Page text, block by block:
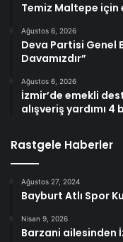
Temiz Maltepe için
Ağustos 6, 2026
Deva Partisi Genel
Davamızdır”
Ağustos 6, 2026
İzmir’de emekli
alışveriş yardımı 4
Rastgele Haberler
Ağustos 27, 2024
Bayburt Atlı Spor
Nisan 9, 2026
Barzani ailesinden